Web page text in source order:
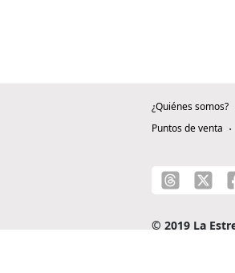
¿Quiénes somos?
Puntos de venta
© 2019 La